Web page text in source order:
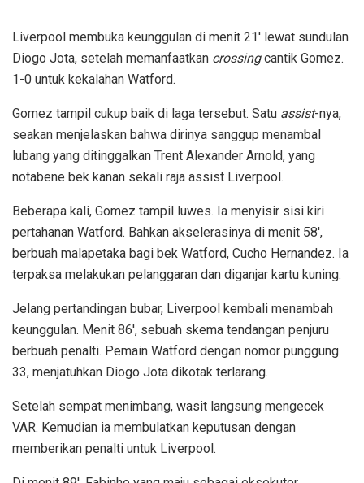
Liverpool membuka keunggulan di menit 21′ lewat sundulan
Diogo Jota, setelah memanfaatkan crossingcantik Gomez.
1-0 untuk kekalahan Watford.
Gomez tampil cukup baik di laga tersebut. Satu assist-nya,
seakan menjelaskan bahwa dirinya sanggup menambal
lubang yang ditinggalkan Trent Alexander Arnold, yang
notabene bek kanan sekali raja assist Liverpool.
Beberapa kali, Gomez tampil luwes. Ia menyisir sisi kiri
pertahanan Watford. Bahkan akselerasinya di menit 58′,
berbuah malapetaka bagi bek Watford, Cucho Hernandez. Ia
terpaksa melakukan pelanggaran dan diganjar kartu kuning.
Jelang pertandingan bubar, Liverpool kembali menambah
keunggulan. Menit 86′, sebuah skema tendangan penjuru
berbuah penalti. Pemain Watford dengan nomor punggung
33, menjatuhkan Diogo Jota dikotak terlarang.
Setelah sempat menimbang, wasit langsung mengecek
VAR. Kemudian ia membulatkan keputusan dengan
memberikan penalti untuk Liverpool.